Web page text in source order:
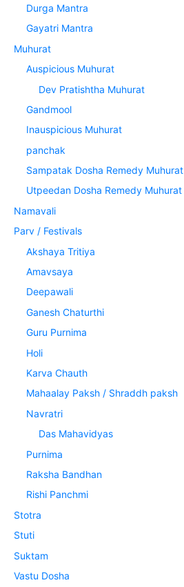
Durga Mantra
Gayatri Mantra
Muhurat
Auspicious Muhurat
Dev Pratishtha Muhurat
Gandmool
Inauspicious Muhurat
panchak
Sampatak Dosha Remedy Muhurat
Utpeedan Dosha Remedy Muhurat
Namavali
Parv / Festivals
Akshaya Tritiya
Amavsaya
Deepawali
Ganesh Chaturthi
Guru Purnima
Holi
Karva Chauth
Mahaalay Paksh / Shraddh paksh
Navratri
Das Mahavidyas
Purnima
Raksha Bandhan
Rishi Panchmi
Stotra
Stuti
Suktam
Vastu Dosha